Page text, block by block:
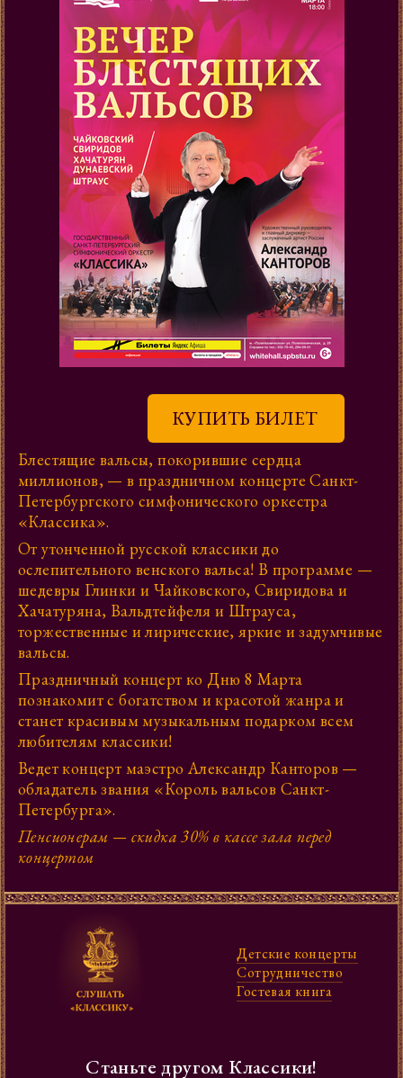
КУПИТЬ БИЛЕТ
Блестящие вальсы, покорившие сердца
миллионов, — в праздничном концерте Санкт-
Петербургского симфонического оркестра
«Классика».
От утонченной русской классики до
ослепительного венского вальса! В программе —
шедевры Глинки и Чайковского, Свиридова и
Хачатуряна, Вальдтейфеля и Штрауса,
торжественные и лирические, яркие и задумчивые
вальсы.
Праздничный концерт ко Дню 8 Марта
познакомит с богатством и красотой жанра и
станет красивым музыкальным подарком всем
любителям классики!
Ведет концерт маэстро Александр Канторов —
обладатель звания «Король вальсов Санкт-
Петербурга».
Пенсионерам — скидка 30% в кассе зала перед
концертом
Детские концерты
Сотрудни­чество
Гостевая книга
Станьте другом Классики!